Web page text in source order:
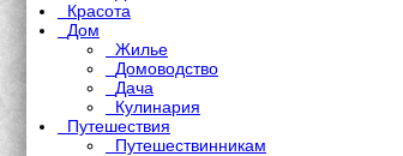
Красота
Дом
Жилье
Домоводство
Дача
Кулинария
Путешествия
Путешествинникам